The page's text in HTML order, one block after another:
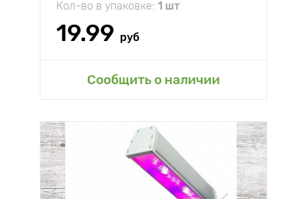
Кол-во в упаковке: 1 шт
19.99 руб
Сообщить о наличии